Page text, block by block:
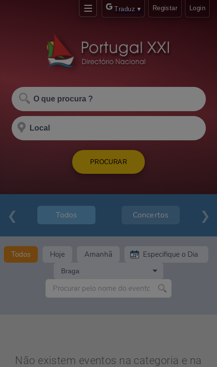
Traduz ▼ Registar Login
PROCURAR
Todos Concertos
Todos Hoje Amanhã
Braga
Não existem eventos na categoria e na